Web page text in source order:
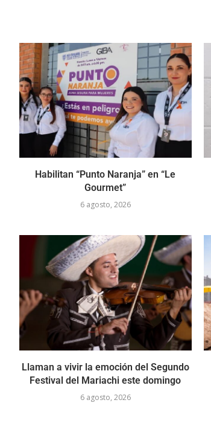
Habilitan “Punto Naranja” en “Le
Gourmet”
6 agosto, 2026
Llaman a vivir la emoción del Segundo
Festival del Mariachi este domingo
6 agosto, 2026